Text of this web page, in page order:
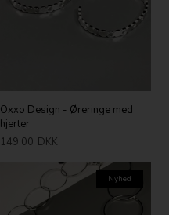
Oxxo Design - Øreringe med
hjerter
149,00 DKK
Nyhed